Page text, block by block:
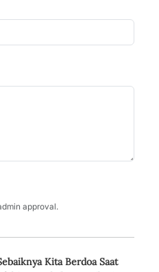
approval.
Kita Berdoa Saat